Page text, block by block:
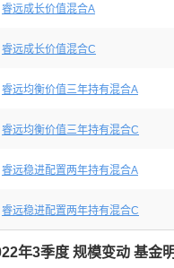
睿远成长价值混合A
睿远成长价值混合C
睿远均衡价值三年持有混合A
睿远均衡价值三年持有混合C
睿远稳进配置两年持有混合A
睿远稳进配置两年持有混合C
年3季度 规模变动 基金